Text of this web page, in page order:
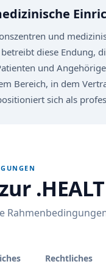
und
diese
und
Bereich, in dem
sich als
Rechtliches